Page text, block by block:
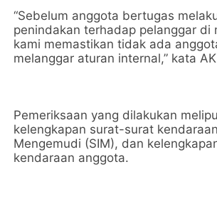
“Sebelum anggota bertugas
penindakan terhadap pelanggar di
kami memastikan tidak ada
melanggar aturan internal,” kata
Pemeriksaan yang dilakukan
kelengkapan surat-surat
Mengemudi (SIM), dan
kendaraan anggota.